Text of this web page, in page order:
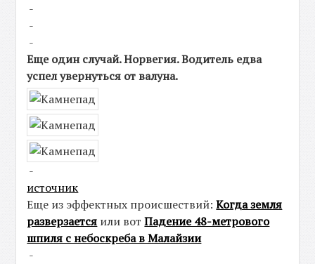
-
-
-
Еще один случай. Норвегия. Водитель едва
успел увернуться от валуна.
-
источник
Еще из эффектных происшествий:Когда земля
разверзается или вотПадение 48-метрового
шпиля с небоскреба в Малайзии
-